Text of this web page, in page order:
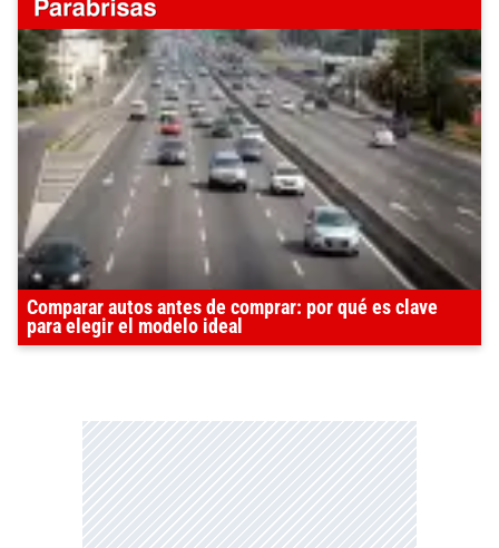
Comparar autos antes de comprar: por qué es clave
para elegir el modelo ideal